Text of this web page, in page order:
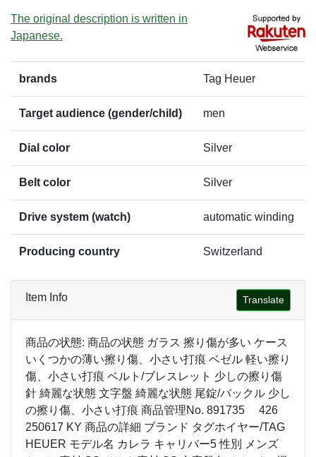
The original description is written in
Japanese.
brands Tag Heuer
Target audience (gender/child) men
Dial color Silver
Belt color Silver
Drive system (watch) automatic winding
Producing country Switzerland
Item Info Translate
商品の状態: 商品の状態 ガラス 擦り傷が多い ケース
いくつかの薄い擦り傷、小さい打痕 ベゼル 軽い擦り
傷、小さい打痕 ベルト/ブレスレット 少しの擦り傷
針 綺麗な状態 文字盤 綺麗な状態 尾錠/バックル 少し
の擦り傷、小さい打痕 商品管理No. 891735 426
250617 KY 商品の詳細 ブランド タグホイヤー/TAG
HEUER モデル名 カレラ キャリバー5 性別 メンズ